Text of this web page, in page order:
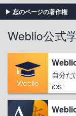
忘のページの著作権
Weblio公式
自分だ
iOS